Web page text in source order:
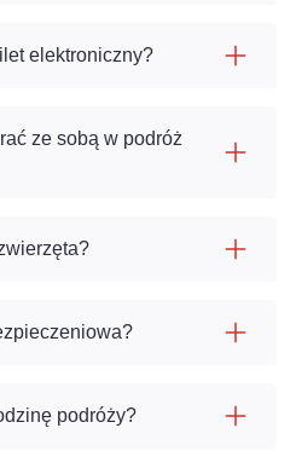
elektroniczny?
ze sobą w podróż
podróży?